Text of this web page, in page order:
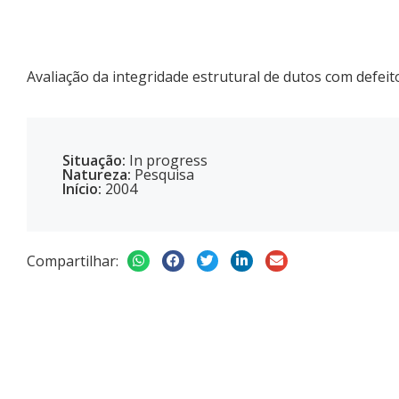
Avaliação da integridade estrutural de dutos com
Situação: In progress
Natureza: Pesquisa
Início: 2004
Compartilhar: